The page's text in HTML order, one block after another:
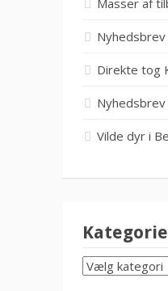
Masser af
Direkte tog
Vilde dyr i
KATEGORIER